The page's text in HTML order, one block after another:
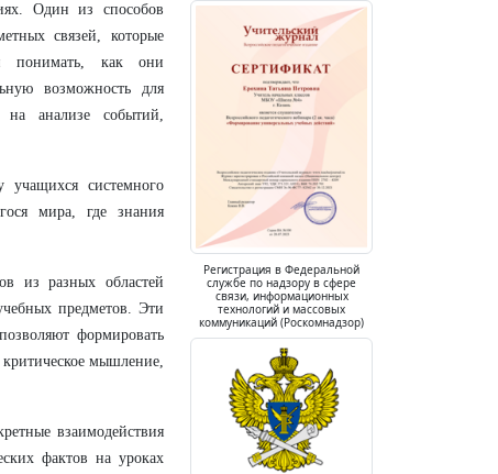
Один из способов
связей, которые
понимать, как они
возможность для
на анализе событий,
учащихся системного
мира, где знания
из разных областей
предметов. Эти
формировать
мышление,
взаимодействия
фактов на уроках
Регистрация в Федеральной
службе по надзору в сфере
связи, информационных
технологий и массовых
коммуникаций (Роскомнадзор)